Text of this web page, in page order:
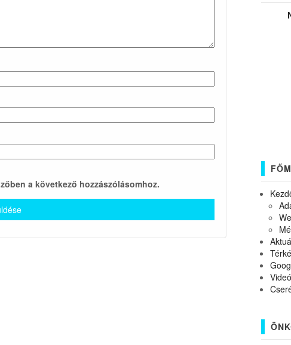
a következő hozzászólásomhoz.